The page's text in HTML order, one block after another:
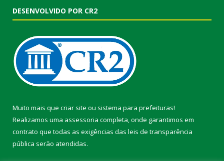
DESENVOLVIDO POR CR2
Muito mais que criar site ou sistema para prefeituras!
Realizamos uma assessoria completa, onde garantimos em
contrato que todas as exigências das leis de transparência
pública serão atendidas.